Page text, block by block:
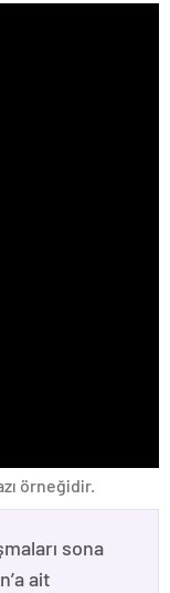
örneğidir.
sona
ait